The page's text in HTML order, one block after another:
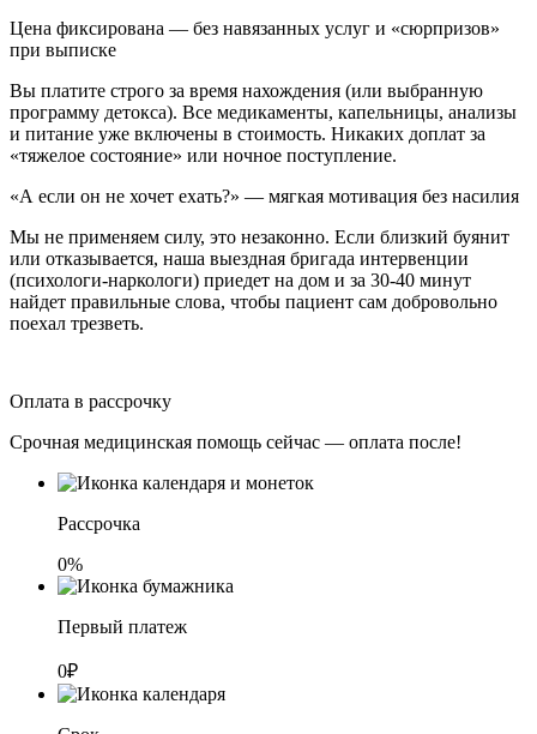
Цена фиксирована — без навязанных услуг и «сюрпризов»
при выписке
Вы платите строго за время нахождения (или выбранную
программу детокса). Все медикаменты, капельницы, анализы
и питание уже включены в стоимость. Никаких доплат за
«тяжелое состояние» или ночное поступление.
«А если он не хочет ехать?» — мягкая мотивация без насилия
Мы не применяем силу, это незаконно. Если близкий буянит
или отказывается, наша выездная бригада интервенции
(психологи-наркологи) приедет на дом и за 30-40 минут
найдет правильные слова, чтобы пациент сам добровольно
поехал трезветь.
Оплата в рассрочку
Срочная медицинская помощь сейчас — оплата после!
Рассрочка
0%
Первый платеж
0₽